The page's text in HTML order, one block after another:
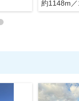
約1148m